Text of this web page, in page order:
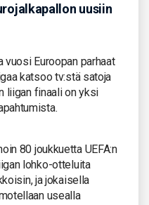
uusiin
Euroopan parhaat
katsoo tv:stä satoja
liigan finaali on yksi
80 joukkuetta UEFA:n
lohko-otteluita
ja jokaisella
usealla